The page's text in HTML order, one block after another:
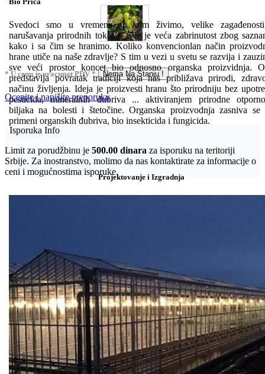
Svedoci smo u vremenu u kom živimo, velike
narušavanja prirodnih tokova. Sve je veća zabrinutost zbog
kako i sa čim se hranimo. Koliko konvencionlan način
hrane utiče na naše zdravlje? S tim u vezi u svetu se razvija i
sve veći prostor koncet bio odnosno organska proizvidnja.
predstavlja povratak tradiciji koja nas približava prirodi,
načinu življenja. Ideja je proizvesti hranu što prirodniju bez
pesticida, mineralnih đubriva ... aktiviranjem prirodne
biljaka na bolesti i štetočine. Organska proizvodnja zasniva se
primeni organskih đubriva, bio insekticida i fungicida.
Projektovanje i Izgradnja
* U cenu je uracunat PDV * Nema Na Stanju !
Ocenite i napišite preporuku
Isporuka Info
Limit za porudžbinu je 500.00 dinara za isporuku na teritoriji
Srbije. Za inostranstvo, molimo da nas kontaktirate za informacije o
ceni i mogućnostima isporuke.
Feromoni i klopke
Folije i agrotekstili
Oprema i instrumenti
Semena povrća
Sredstva za ishranu biljaka
Sredstva za zaštitu biljaka
Supstrati
Zaštita ... u 10 litara